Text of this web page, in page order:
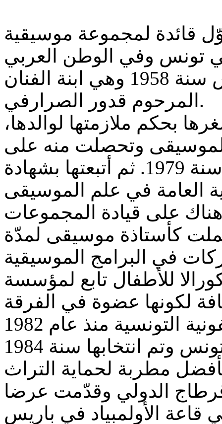
قائدة لمجموعة موسيقية
أمينة من مواليد مدينة تونس سنة 1958 وهي ابنة الفنان
المرحوم قدور الصرارفي.
بحكم ملازمتها لوالدها،
وتحصلت منه على
شهادة في الموسيقى العربية سنة 1979. ثم أتبعتها بشهادة
على قيادة المجموعات
كأستاذة موسيقى لمدّة
في البرامج الموسيقية
للأطفال تابع لمؤسسة
لكونها عضوة في الفرقة
شاركت في مهرجان مدينة تونس وتم انتخابها سنة 1984
مهرجان قرطاج الدولي وقدّمت عرضا